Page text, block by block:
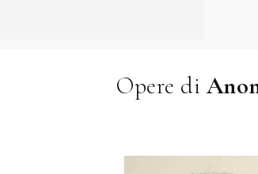
Opere di